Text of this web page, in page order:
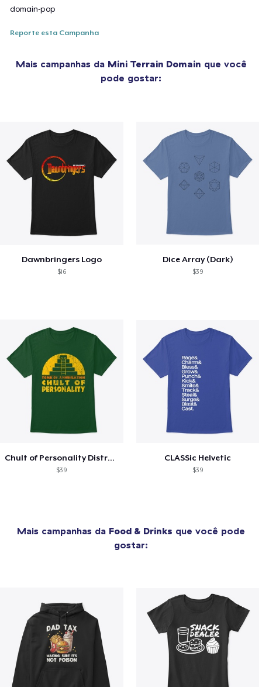
domain-pop
Reporte esta Campanha
Mais campanhas da Mini Terrain Domain que você
pode gostar:
Dawnbringers Logo
$16
Dice Array (Dark)
$39
Chult of Personality Distressed Logo
$39
CLASSic Helvetic
$39
Mais campanhas da Food & Drinks que você pode
gostar: